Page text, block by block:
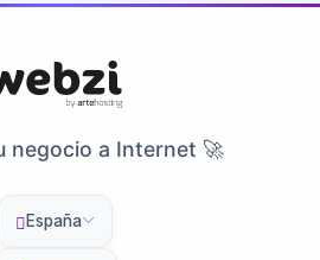
negocio a Internet 🚀
España